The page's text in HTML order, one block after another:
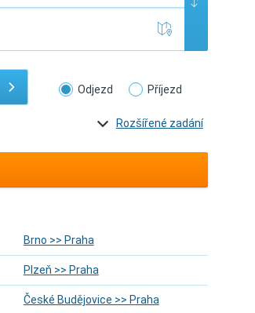
Odjezd Příjezd
Rozšířené zadání
Brno >> Praha
Plzeň >> Praha
České Budějovice >> Praha